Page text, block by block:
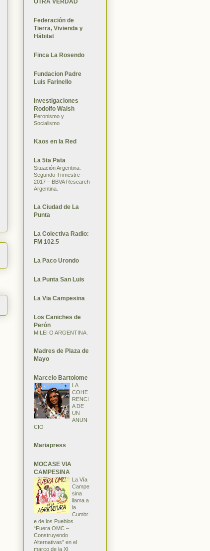
Federación de
Tierra, Vivienda y
Hábitat
Finca La Rosendo
Fundacion Padre
Luis Farinello
Investigaciones
Rodolfo Walsh
Peronismo y
Socialismo
Kaos en la Red
La 5ta Pata
Situación Argentina.
Segundo Trimestre
2017 – BBVA Research
Argentina.
La Ciudad de La
Punta
La Colectiva Radio:
FM 102.5
La Paco Urondo
La Punta San Luis
La Via Campesina
Los Caniches de
Perón
MILEI O ARGENTINA.
Madres de Plaza de
Mayo
Marcelo Bartolome
LA
COHE
RENCI
A DE
UN
ANUN
CIO
Mariapress
MOCASE VIA
CAMPESINA
La Vía
Campe
sina
llama a
la
Cumbr
e de los Pueblos
“Fuera OMC –
Construyendo
Alternativas” en el
marco de la XI